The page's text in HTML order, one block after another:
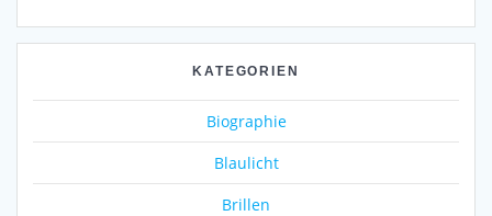
KATEGORIEN
Biographie
Blaulicht
Brillen